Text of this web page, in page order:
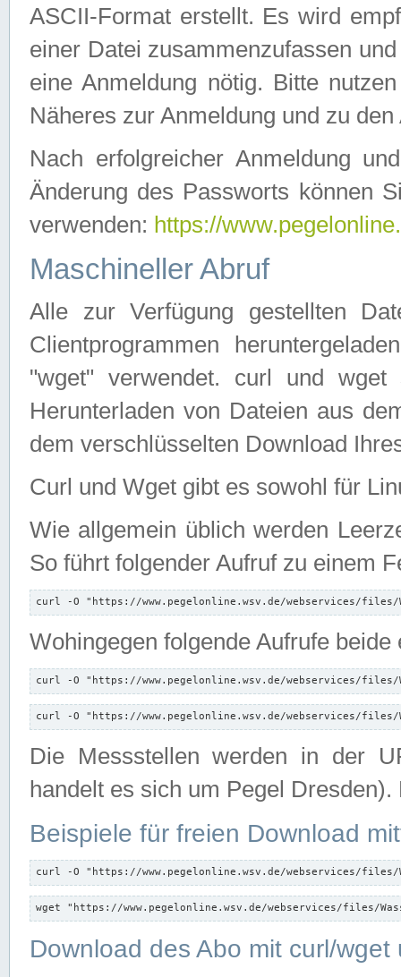
ASCII-Format erstellt. Es wird
einer Datei zusammenzufassen
eine Anmeldung nötig. Bitte
Näheres zur Anmeldung und zu
Nach erfolgreicher Anmeldung
Änderung des Passworts können
verwenden: https://
Maschineller Abruf
Alle zur Verfügung gestellten
Clientprogrammen
"wget" verwendet. curl und wget
Herunterladen von Dateien aus
dem verschlüsselten Download
Curl und Wget gibt es sowohl für
Wie allgemein üblich werden
So führt folgender Aufruf zu einem
curl -O "https://www.pegelonline.wsv.de/webservices/files/
Wohingegen folgende Aufrufe beide
curl -O "https://www.pegelonline.wsv.de/webservices/files/
curl -O "https://www.pegelonline.wsv.de/webservices/files/
Die Messstellen werden in der
handelt es sich um Pegel
Beispiele für freien Download
curl -O "https://www.pegelonline.wsv.de/webservices/files/
wget "https://www.pegelonline.wsv.de/webservices/files/
Download des Abo mit curl/